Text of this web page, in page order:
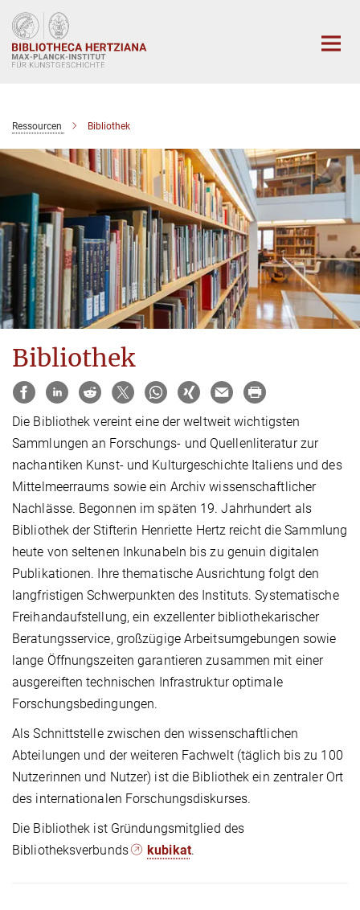
Hauptinhalt
Ressourcen Bibliothek
Bibliothek
Die Bibliothek vereint eine der weltweit wichtigsten
Sammlungen an Forschungs- und Quellenliteratur zur
nachantiken Kunst- und Kulturgeschichte Italiens und des
Mittelmeerraums sowie ein Archiv wissenschaftlicher
Nachlässe. Begonnen im späten 19. Jahrhundert als
Bibliothek der Stifterin Henriette Hertz reicht die Sammlung
heute von seltenen Inkunabeln bis zu genuin digitalen
Publikationen. Ihre thematische Ausrichtung folgt den
langfristigen Schwerpunkten des Instituts. Systematische
Freihandaufstellung, ein exzellenter bibliothekarischer
Beratungsservice, großzügige Arbeitsumgebungen sowie
lange Öffnungszeiten garantieren zusammen mit einer
ausgereiften technischen Infrastruktur optimale
Forschungsbedingungen.
Als Schnittstelle zwischen den wissenschaftlichen
Abteilungen und der weiteren Fachwelt (täglich bis zu 100
Nutzerinnen und Nutzer) ist die Bibliothek ein zentraler Ort
des internationalen Forschungsdiskurses.
Die Bibliothek ist Gründungsmitglied des
Bibliotheksverbunds
kubikat.